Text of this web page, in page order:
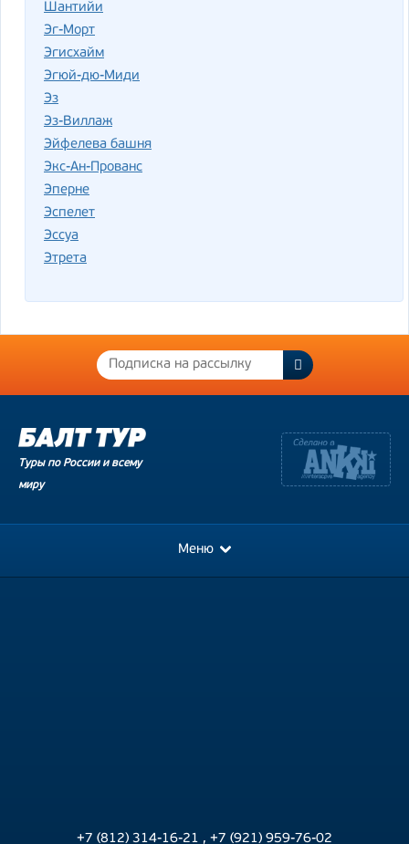
Шантийи
Эг-Морт
Эгисхайм
Эгюй-дю-Миди
Эз
Эз-Виллаж
Эйфелева башня
Экс-Ан-Прованс
Эперне
Эспелет
Эссуа
Этрета
Туры по России и всему
миру
Меню
+7 (812) 314-16-21 , +7 (921) 959-76-02